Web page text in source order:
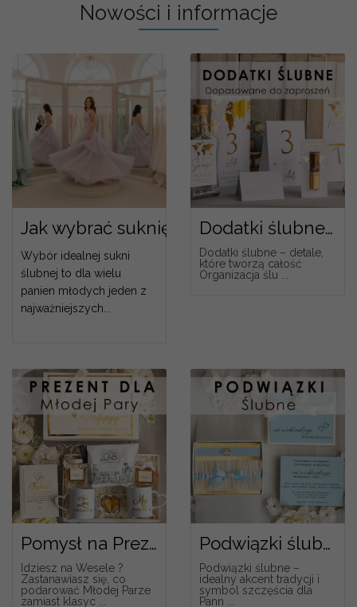
Nowości i informacje
Jak wybrać suknię ślubną: 5 kroków do
Wybór idealnej sukni
ślubnej to dla wielu
panien młodych jeden z
najważniejszych...
Dodatki ślubne dopasowane do zaproszeń
Dodatki ślubne – detale,
które tworzą całość
Organizacja ślu ...
Pomysł na Prezent dla Młodej Pary
Idziesz na Wesele ?
Zastanawiasz się, co
podarować Młodej Parze
zamiast klasyc ...
Podwiązki ślubne
Podwiązki ślubne –
idealny akcent tradycji i
symbol szczęścia dla
Pann ...